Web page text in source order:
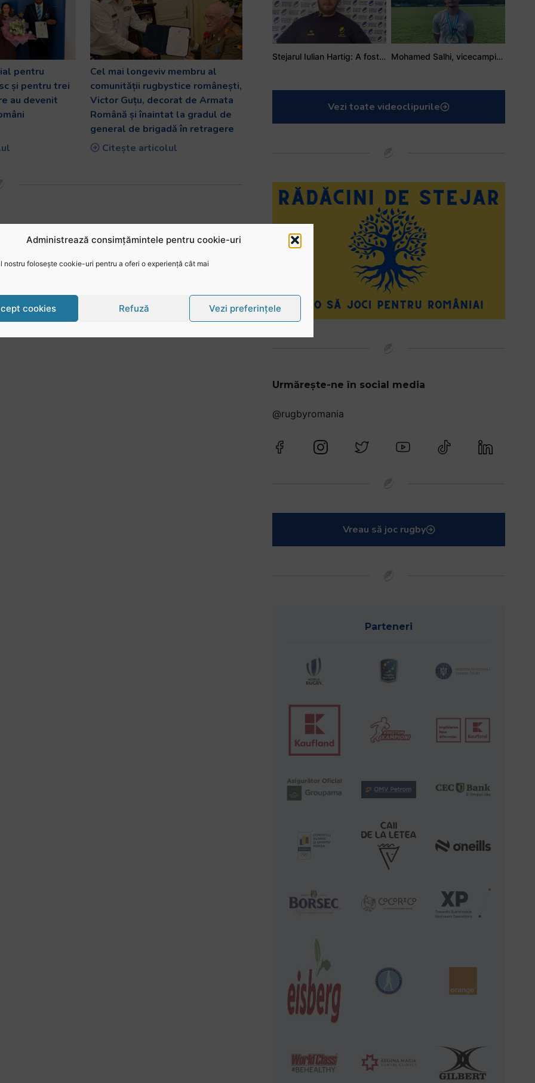
Administrează consimțămintele pentru cookie-uri
nostru folosește cookie-uri pentru a oferi o experiență cât mai
cookies Refuză Vezi preferințele
pentru
și pentru trei
au devenit
Cel mai longeviv membru al
comunității rugbystice românești,
Victor Guțu, decorat de Armata
Română și înaintat la gradul de
general de brigadă în retragere
Citește articolul
Stejarul Iulian Hartig: A fost un turneu care a unit mai mult echipa Mohamed Salhi, vicecampion național juniori I: Rugby-ul te învață să accepți și înfrângerile
Vezi toate videoclipurile
Urmărește-ne în social media
@rugbyromania
Vreau să joc rugby
Parteneri